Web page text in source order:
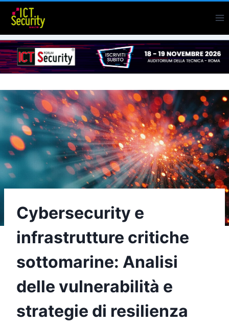
Salta
contenuto
Cybersecurity e
infrastrutture critiche
sottomarine: Analisi
delle vulnerabilità e
strategie di resilienza